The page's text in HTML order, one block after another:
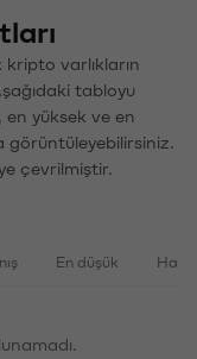
varlıkların
tabloyu
en yüksek ve en
görüntüleyebilirsiniz.
çevrilmiştir.
En düşük